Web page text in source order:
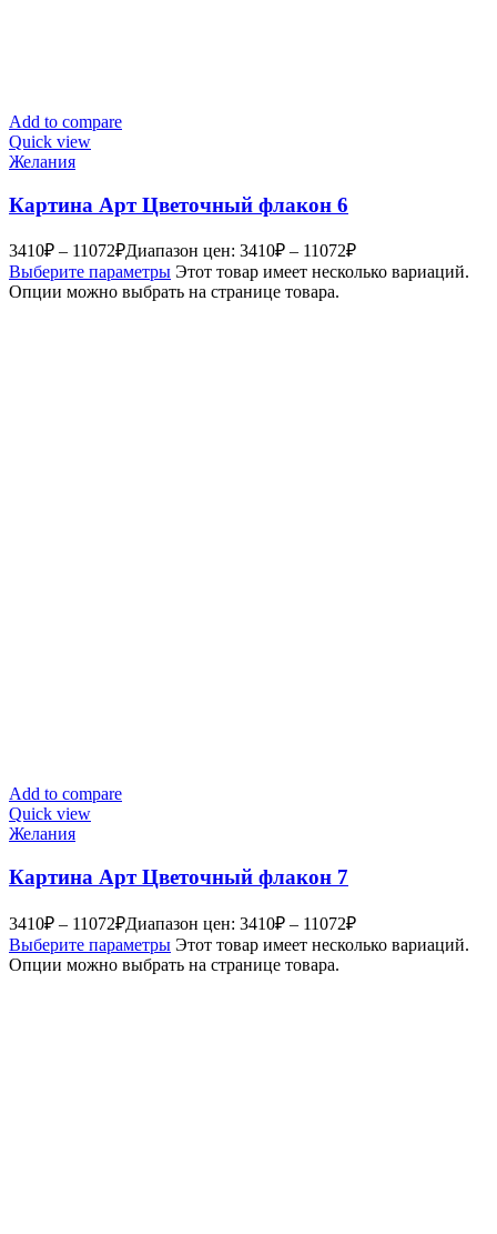
Add to compare
Quick view
Желания
Картина Арт Цветочный флакон 6
3410₽ – 11072₽Диапазон цен: 3410₽ – 11072₽
Выберите параметры Этот товар имеет несколько вариаций.
Опции можно выбрать на странице товара.
Add to compare
Quick view
Желания
Картина Арт Цветочный флакон 7
3410₽ – 11072₽Диапазон цен: 3410₽ – 11072₽
Выберите параметры Этот товар имеет несколько вариаций.
Опции можно выбрать на странице товара.